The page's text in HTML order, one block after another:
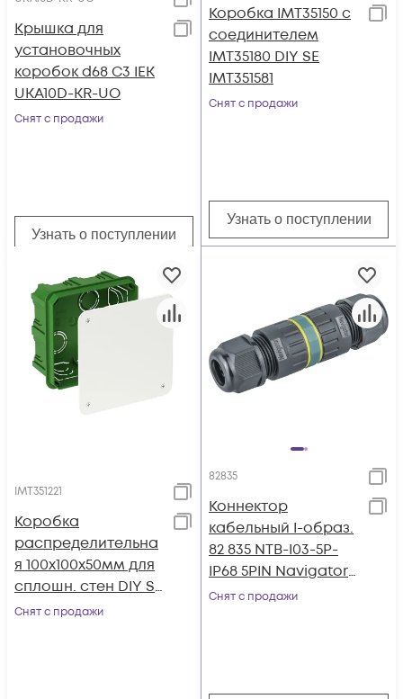
Крышка для
установочных
коробок d68 С3 IEK
UKA10D-KR-UO
Снят с продажи
Узнать о поступлении
Коробка IMT35150 с
соединителем
IMT35180 DIY SE
IMT351581
Снят с продажи
Узнать о поступлении
IMT351221
Коробка
распределительна
я 100х100х50мм для
сплошн. стен DIY SE
IMT351221
Снят с продажи
82835
Коннектор
кабельный I-образ.
82 835 NTB-I03-5P-
IP68 5PIN Navigator
82835
Снят с продажи